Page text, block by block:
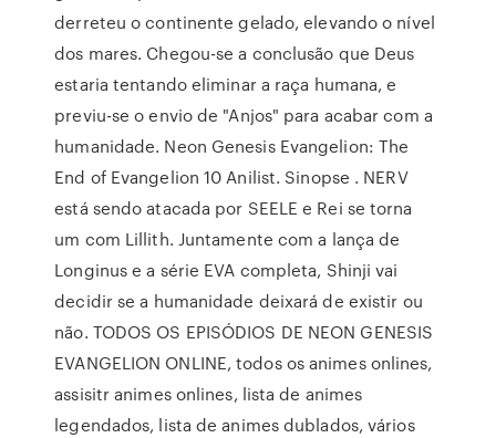
derreteu o continente gelado, elevando o nível
dos mares. Chegou-se a conclusão que Deus
estaria tentando eliminar a raça humana, e
previu-se o envio de "Anjos" para acabar com a
humanidade. Neon Genesis Evangelion: The
End of Evangelion 10 Anilist. Sinopse . NERV
está sendo atacada por SEELE e Rei se torna
um com Lillith. Juntamente com a lança de
Longinus e a série EVA completa, Shinji vai
decidir se a humanidade deixará de existir ou
não. TODOS OS EPISÓDIOS DE NEON GENESIS
EVANGELION ONLINE, todos os animes onlines,
assisitr animes onlines, lista de animes
legendados, lista de animes dublados, vários